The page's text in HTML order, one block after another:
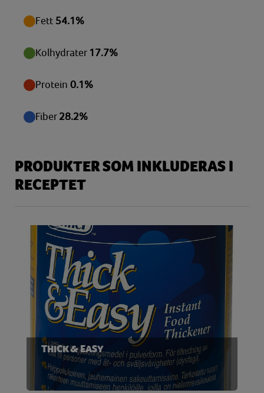
Fett 54.1%
Kolhydrater 17.7%
Protein 0.1%
Fiber 28.2%
PRODUKTER SOM INKLUDERAS I
RECEPTET
THICK & EASY